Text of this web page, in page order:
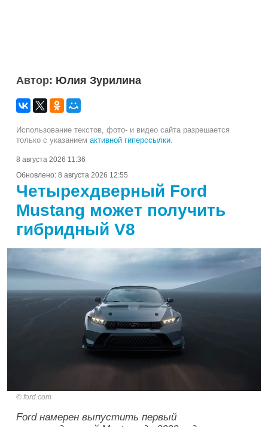
Автор: Юлия Зурилина
Использование текстов, фото- и видео сайта разрешается
только с указанием активной гиперссылки.
8 августа 2026 11:36
Обновлено: 8 августа 2026 12:55
Четырехдверный Ford
Mustang может получить
гибридный V8
ford.com
Ford намерен выпустить первый